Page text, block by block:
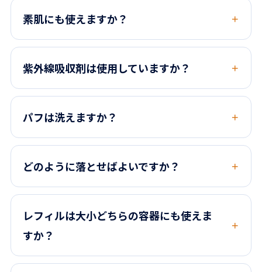
素肌にも使えますか？
紫外線吸収剤は使用していますか？
パフは洗えますか？
どのように落とせばよいですか？
レフィルは大小どちらの容器にも使えま
すか？